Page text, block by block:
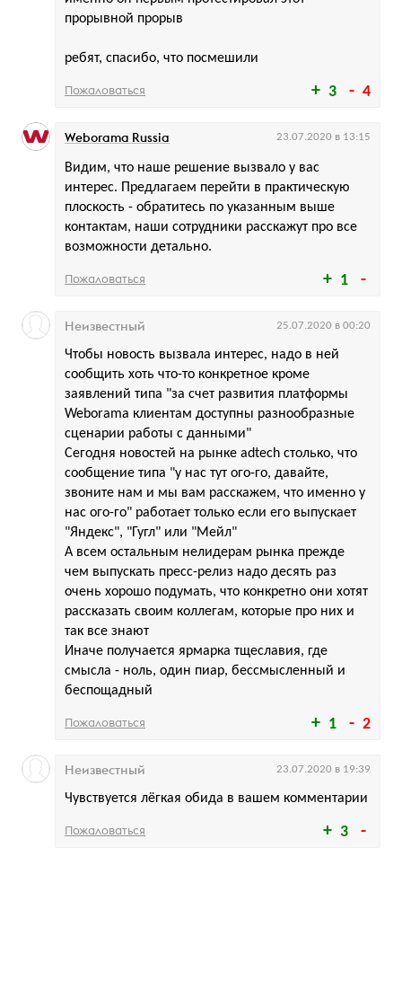
3 4
прорывной прорыв
ребят, спасибо, что посмешили
Пожаловаться
1
Видим, что наше решение вызвало у вас
интерес. Предлагаем перейти в практическую
плоскость - обратитесь по указанным выше
контактам, наши сотрудники расскажут про все
возможности детально.
Weborama Russia 23.07.2020 в 13:15
Пожаловаться
1 2
Чтобы новость вызвала интерес, надо в ней
сообщить хоть что-то конкретное кроме
заявлений типа "за счет развития платформы
Weborama клиентам доступны разнообразные
сценарии работы с данными"
Сегодня новостей на рынке adtech столько, что
сообщение типа "у нас тут ого-го, давайте,
звоните нам и мы вам расскажем, что именно у
нас ого-го" работает только если его выпускает
"Яндекс", "Гугл" или "Мейл"
А всем остальным нелидерам рынка прежде
чем выпускать пресс-релиз надо десять раз
очень хорошо подумать, что конкретно они хотят
рассказать своим коллегам, которые про них и
так все знают
Иначе получается ярмарка тщеславия, где
смысла - ноль, один пиар, бессмысленный и
беспощадный
Неизвестный 25.07.2020 в 00:20
Пожаловаться
3
Чувствуется лёгкая обида в вашем комментарии
Неизвестный 23.07.2020 в 19:39
Пожаловаться